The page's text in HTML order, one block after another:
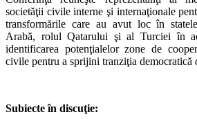
societăţii civile interne şi internaţionale
transformările care au avut loc în
Arabă, rolul Qatarului şi al Turciei în
identificarea potenţialelor zone de
civile pentru a sprijini tranziţia democratică
Subiecte în discuţie: